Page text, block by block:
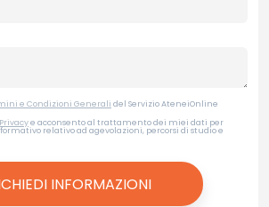
e Condizioni Generali del Servizio AteneiOnline
e acconsento al trattamento dei miei dati per
relativo ad agevolazioni, percorsi di studio e